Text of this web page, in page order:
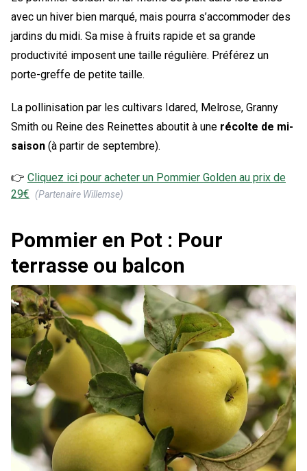
avec un hiver bien marqué, mais pourra s’accommoder des
jardins du midi. Sa mise à fruits rapide et sa grande
productivité imposent une taille régulière. Préférez un
porte-greffe de petite taille.
La pollinisation par les cultivars Idared, Melrose, Granny
Smith ou Reine des Reinettes aboutit à une récolte de mi-
saison (à partir de septembre).
👉 Cliquez ici pour acheter un Pommier Golden au prix de
29€ (Partenaire Willemse)
Pommier en Pot : Pour
terrasse ou balcon